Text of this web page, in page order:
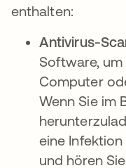
enthalten:
Antivirus-
Software,
Computer
Wenn Sie im
eine
und hören